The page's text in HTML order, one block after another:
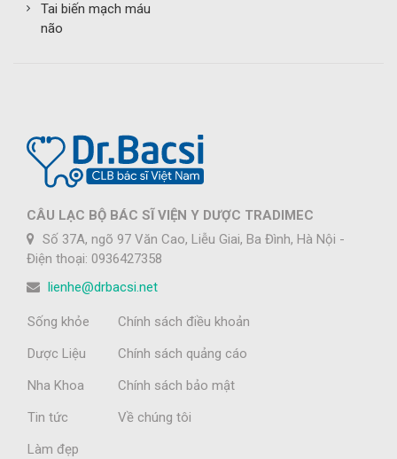
Tai biến mạch máu
não
CÂU LẠC BỘ BÁC SĨ VIỆN Y DƯỢC TRADIMEC
Số 37A, ngõ 97 Văn Cao, Liễu Giai, Ba Đình, Hà Nội -
Điện thoại: 0936427358
lienhe@drbacsi.net
Sống khỏe
Dược Liệu
Nha Khoa
Tin tức
Làm đẹp
Chính sách điều khoản
Chính sách quảng cáo
Chính sách bảo mật
Về chúng tôi